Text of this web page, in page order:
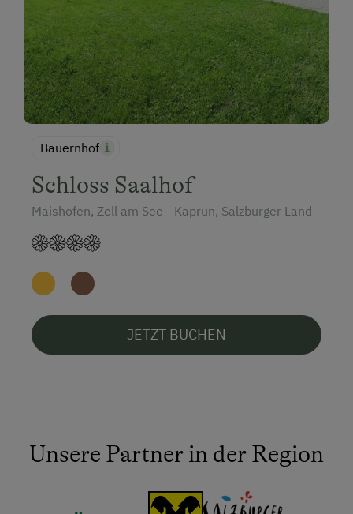
Bauernhof
Schloss Saalhof
Maishofen, Zell am See - Kaprun, Salzburger Land
JETZT BUCHEN
Unsere Partner in der Region